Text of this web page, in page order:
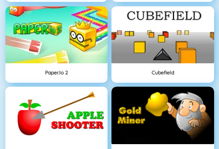
Paper.io 2 Cubefield